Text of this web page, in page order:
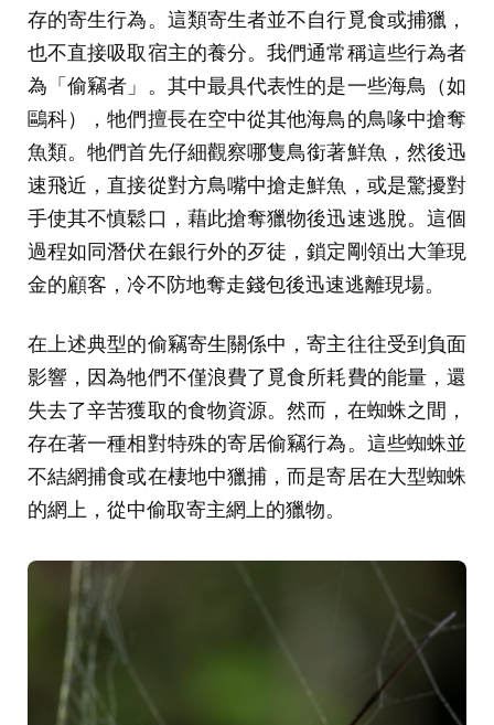
存的寄生行為。這類寄生者並不自行覓食或捕獵，
也不直接吸取宿主的養分。我們通常稱這些行為者
為「偷竊者」。其中最具代表性的是一些海鳥（如
鷗科），牠們擅長在空中從其他海鳥的鳥喙中搶奪
魚類。牠們首先仔細觀察哪隻鳥銜著鮮魚，然後迅
速飛近，直接從對方鳥嘴中搶走鮮魚，或是驚擾對
手使其不慎鬆口，藉此搶奪獵物後迅速逃脫。這個
過程如同潛伏在銀行外的歹徒，鎖定剛領出大筆現
金的顧客，冷不防地奪走錢包後迅速逃離現場。
在上述典型的偷竊寄生關係中，寄主往往受到負面
影響，因為牠們不僅浪費了覓食所耗費的能量，還
失去了辛苦獲取的食物資源。然而，在蜘蛛之間，
存在著一種相對特殊的寄居偷竊行為。這些蜘蛛並
不結網捕食或在棲地中獵捕，而是寄居在大型蜘蛛
的網上，從中偷取寄主網上的獵物。